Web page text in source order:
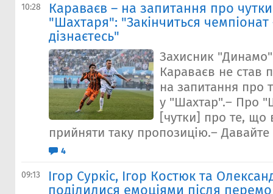
10:28
Караваєв – на запитання про
"Шахтаря": "Закінчиться чемпіонат
дізнаєтесь"
Захисник
Караваєв не став
на запитання про
у "Шахтар".– Про
[чутки] про те, що
прийняти таку пропозицію.–
4
09:13
Ігор Суркіс, Ігор Костюк та
поділилися емоціями після